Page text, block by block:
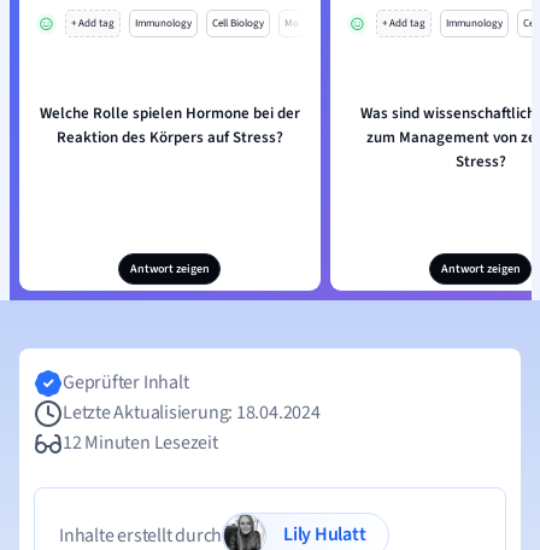
+ Add tag Immunology Cell Biology Mo
Welche Rolle spielen Hormone bei der
Reaktion des Körpers auf Stress?
Antwort zeigen
+ Add tag Immunology
Was sind
zum Management von
Stress?
Antwort zeigen
Geprüfter Inhalt
Letzte Aktualisierung: 18.04.2024
12 Minuten Lesezeit
Inhalte erstellt durch
Lily Hulatt